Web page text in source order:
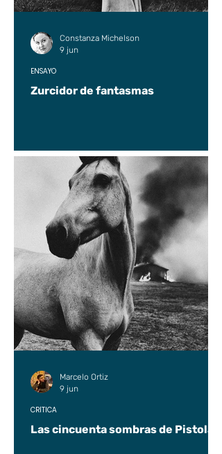
Zurcidor de fantasmas
ENSAYO
Constanza Michelson
9 jun
Las cincuenta sombras de Pistolas
CRÍTICA
Marcelo Ortiz
9 jun